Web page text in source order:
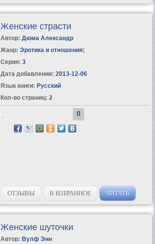
Женские страсти
Автор: Дюма Александр
Жанр: Эротика и отношения;
Серия: 3
Дата добавления: 2013-12-06
Язык книги: Русский
Кол-во страниц: 2
0
ОТЗЫВЫ В ИЗБРАННОЕ ЧИТАТЬ
Женские шуточки
Автор: Вулф Энн